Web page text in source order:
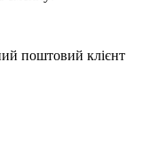
поштовий клієнт